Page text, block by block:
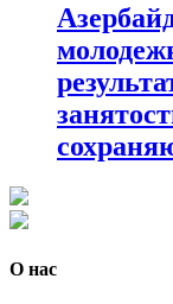
О нас